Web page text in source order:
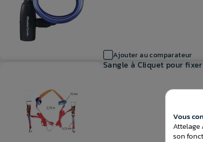
Ajouter au comparateur
Sangle à Cliquet pour
Vous
Attelage
son